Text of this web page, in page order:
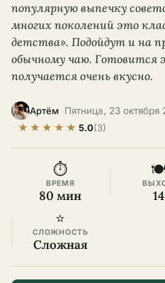
популярную выпечку
многих поколений это
детства». Подойдут и на
обычному чаю. Готовится
получается очень вкусно.
Артём Пятница, 23 октября
★ ★ ★ ★ ★ 5.0(3)
⏱
ВРЕМЯ
80 мин
🍽
14
⭐
СЛОЖНОСТЬ
Сложная